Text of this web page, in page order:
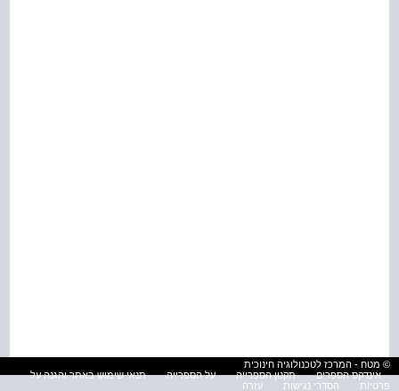
© מטח - המרכז לטכנולוגיה חינוכית
אינדקס הספרים
תקנון הספרייה על הספרייה
תנאי שימוש באתר והגנה על
פרטיות
הסדרי נגישות עזרה